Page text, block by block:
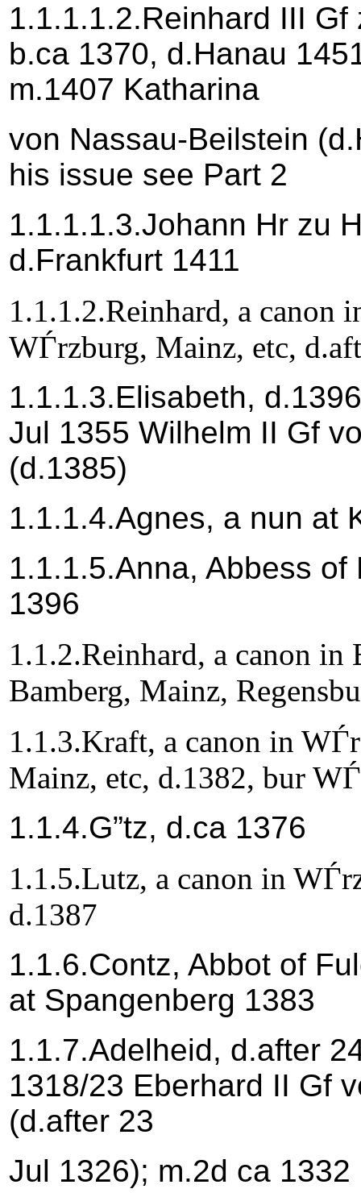
1.1.1.1.2.Reinhard III
b.ca 1370, d.Hanau
m.1407 Katharina
von Nassau-Beilstein
his issue see Part 2
1.1.1.1.3.Johann Hr zu
d.Frankfurt 1411
1.1.1.2.Reinhard, a canon
WЃrzburg, Mainz, etc,
1.1.1.3.Elisabeth,
Jul 1355 Wilhelm II Gf
(d.1385)
1.1.1.4.Agnes, a nun at
1.1.1.5.Anna, Abbess of
1396
1.1.2.Reinhard, a canon
Bamberg, Mainz,
1.1.3.Kraft, a canon in
Mainz, etc, d.1382, bur
1.1.4.G”tz, d.ca 1376
1.1.5.Lutz, a canon in
d.1387
1.1.6.Contz, Abbot of
at Spangenberg 1383
1.1.7.Adelheid, d.after
1318/23 Eberhard II Gf
(d.after 23
Jul 1326); m.2d ca